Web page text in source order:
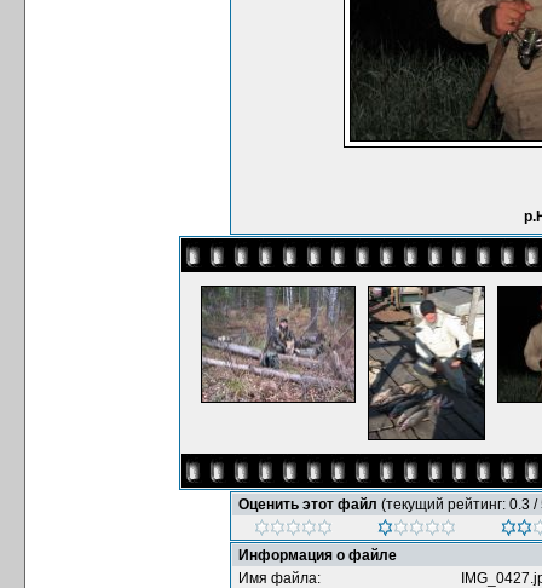
Оценить этот файл (текущий рейтинг: 0.3 /
Информация о файле
Имя файла: